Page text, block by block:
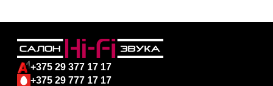
+375 29 377 17 17
+375 29 777 17 17